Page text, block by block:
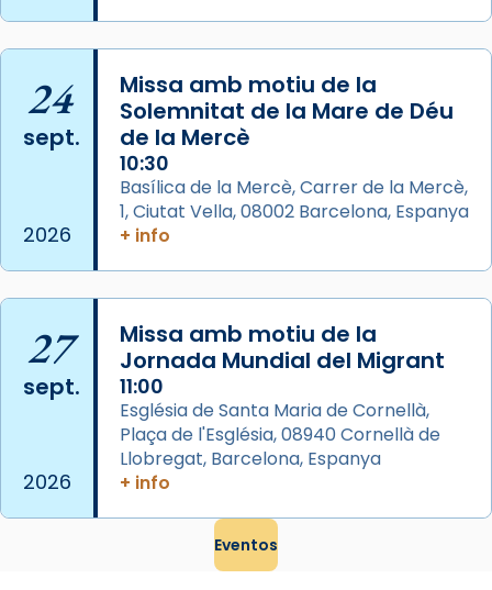
Arquebisbat de Barcelona
Memòria de les santes Juliana i
Semproniana, verges i màrtirs.
Acompanyant la història de sant Cugat, a
partir de l’Edat Mitjana sorgeix la tradició
que les santes Juliana (“relatiu a Júlia”) i
que les santes són filles de l’antiga Iluro.
Mataró en reivindicarà les relíq
...Ver más
View on Facebook · Share
24
sept.
2026
Missa amb motiu de la
Solemnitat de la Mare de Déu
de la Mercè
10:30
Basílica de la Mercè, Carrer de la Mercè,
1, Ciutat Vella, 08002 Barcelona, Espanya
+ info
27
sept.
2026
Missa amb motiu de la
Jornada Mundial del Migrant
11:00
Església de Santa Maria de Cornellà,
Plaça de l'Església, 08940 Cornellà de
Llobregat, Barcelona, Espanya
+ info
Eventos